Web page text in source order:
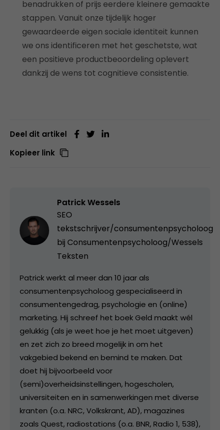
benadrukken of prijs eerdere kleinere gemaakte
stappen. Vanuit onze tijdelijk hoger
gewaardeerde eigen sociale identiteit kunnen
we ons identificeren met het geschetste, wat
een positieve productbeoordeling oplevert
dankzij de wens tot cognitieve consistentie.
Deel dit artikel
Kopieer link
Patrick Wessels
SEO
tekstschrijver/consumentenpsycholoog
bij Consumentenpsycholoog/Wessels
Teksten
Patrick werkt al meer dan 10 jaar als
consumentenpsycholoog gespecialiseerd in
consumentengedrag, psychologie en (online)
marketing. Hij schreef het boek Geld maakt wél
gelukkig (als je weet hoe je het moet uitgeven)
en zet zich zo breed mogelijk in om het
vakgebied bekend en bemind te maken. Dat
doet hij bijvoorbeeld voor
(semi)overheidsinstellingen, hogescholen,
universiteiten en in samenwerkingen met diverse
kranten (o.a. NRC, Volkskrant, AD), magazines
zoals Quest, radiostations (o.a. BNR, Radio 1, 538),